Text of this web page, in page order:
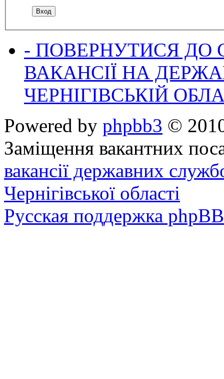
- ПОВЕРНУТИСЯ ДО
ВАКАНСІЇ НА
ЧЕРНІГІВСЬКІЙ
Powered by phpbb3 ©
Заміщення вакантних
вакансії державних
Чернігівської області
Русская поддержка phpBB